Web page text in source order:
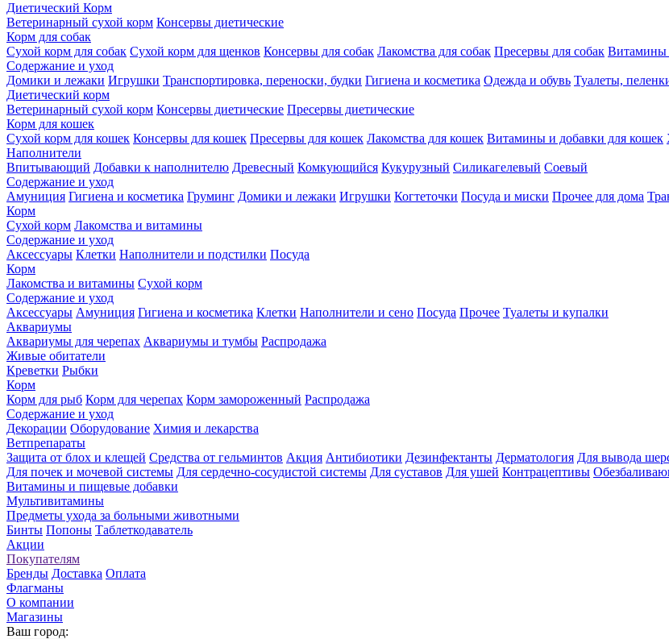
Диетический Корм
Ветеринарный сухой корм Консервы диетические
Корм для собак
Сухой корм для собак Сухой корм для щенков Консервы для собак Лакомства для собак Пресервы для собак Витамины
Содержание и уход
Домики и лежаки Игрушки Транспортировка, переноски, будки Гигиена и косметика Одежда и обувь Туалеты,
Диетический корм
Ветеринарный сухой корм Консервы диетические Пресервы диетические
Корм для кошек
Сухой корм для кошек Консервы для кошек Пресервы для кошек Лакомства для кошек Витамины и добавки для кошек
Наполнители
Впитывающий Добавки к наполнителю Древесный Комкующийся Кукурузный Силикагелевый Соевый
Содержание и уход
Амуниция Гигиена и косметика Груминг Домики и лежаки Игрушки Когтеточки Посуда и миски Прочее для дома
Корм
Сухой корм Лакомства и витамины
Содержание и уход
Аксессуары Клетки Наполнители и подстилки Посуда
Корм
Лакомства и витамины Сухой корм
Содержание и уход
Аксессуары Амуниция Гигиена и косметика Клетки Наполнители и сено Посуда Прочее Туалеты и купалки
Аквариумы
Аквариумы для черепах Аквариумы и тумбы Распродажа
Живые обитатели
Креветки Рыбки
Корм
Корм для рыб Корм для черепах Корм замороженный Распродажа
Содержание и уход
Декорации Оборудование Химия и лекарства
Ветпрепараты
Защита от блох и клещей Средства от гельминтов Акция Антибиотики Дезинфектанты Дерматология Для вывода
Для почек и мочевой системы Для сердечно-сосудистой системы Для суставов Для ушей Контрацептивы
Витамины и пищевые добавки
Мультивитамины
Предметы ухода за больными животными
Бинты Попоны Таблеткодаватель
Акции
Покупателям
Бренды Доставка Оплата
Флагманы
О компании
Магазины
Ваш город: